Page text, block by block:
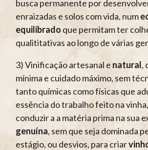
busca permanente por
enraizadas e solos com vida, num
equilibrado que permitam ter
qualititativas ao longo de várias
3) Vinificação artesanal e natural,
mínima e cuidado máximo, sem
tanto químicas como físicas que
essência do trabalho feito na
conduzir a a matéria prima na sua
genuína, sem que seja dominada
estágio, ou desvios, para criar